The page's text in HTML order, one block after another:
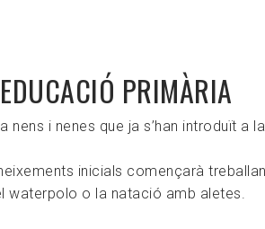
PRIMÀRIA
nens i nenes que ja s’han introduït
inicials començarà
waterpolo o la natació amb aletes.